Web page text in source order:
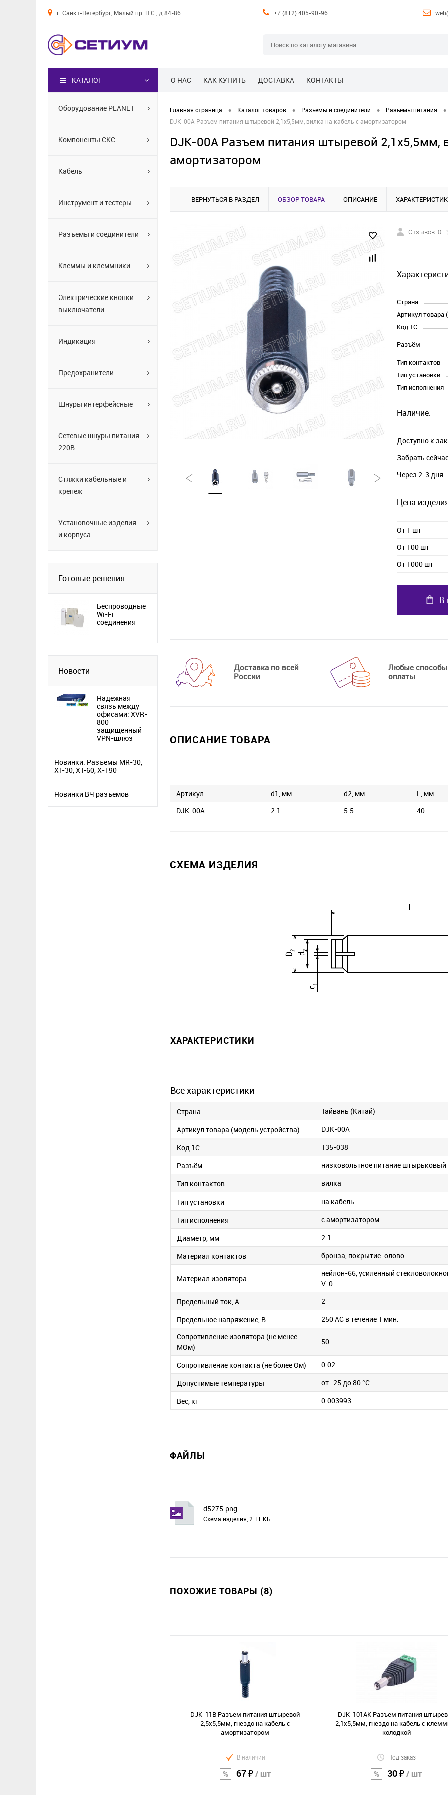
г. Санкт-Петербург, Малый пр. П.С., д 84-86 +7 (812) 405-90-96
О НАС КАК КУПИТЬ ДОСТАВКА КОНТАКТЫ
КАТАЛОГ
Оборудование PLANET
Компоненты СКС
Кабель
Инструмент и тестеры
Разъемы и соединители
Клеммы и клеммники
Электрические кнопки
выключатели
Индикация
Предохранители
Шнуры интерфейсные
Сетевые шнуры питания
220В
Стяжки кабельные и
крепеж
Установочные изделия
и корпуса
Готовые решения
Беспроводные
Wi-Fi
соединения
Новости
Надёжная
связь между
офисами: XVR-
800
защищённый
VPN-шлюз
Новинки. Разъемы MR-30,
XT-30, XT-60, X-T90
Новинки ВЧ разъемов
Главная страница • Каталог товаров • Разъемы и соединители • Разъёмы питания •
DJK-00A Разъем питания штыревой 2,1х5,5мм, вилка на кабель с амортизатором
DJK-00A Разъем питания штыревой 2,1х5,5мм,
амортизатором
ВЕРНУТЬСЯ В РАЗДЕЛ ОБЗОР ТОВАРА ОПИСАНИЕ
Отзывов: 0
Страна
Артикул товара
Код 1С
Разъём
Тип контактов
Тип установки
Тип исполнения
Наличие:
Доступно к
Забрать
Через 2-3 дня
Цена
От 1 шт
От 100 шт
От 1000 шт
В
Доставка по всей
России
Любые способы
оплаты
ОПИСАНИЕ ТОВАРА
Артикул d1, мм d2, мм L, мм
DJK-00A
2.1 5.5 40
СХЕМА ИЗДЕЛИЯ
ХАРАКТЕРИСТИКИ
Все характеристики
Страна
Тайвань (Китай)
Артикул товара (модель устройства)
DJK-00A
Код 1С
135-038
Разъём
низковольтное питание штырьковый
Тип контактов
вилка
Тип установки
на кабель
Тип исполнения
c амортизатором
Диаметр, мм
2.1
Материал контактов
бронза, покрытие: олово
Материал изолятора
нейлон-66, усиленный
V-0
Предельный ток, А
2
Предельное напряжение, В
250 АС в течение 1 мин.
Сопротивление изолятора (не менее
МОм)
50
Сопротивление контакта (не более Ом)
0.02
Допустимые температуры
от -25 до 80 °C
Вес, кг
0.003993
ФАЙЛЫ
d5275.png
Схема изделия, 2.11 КБ
ПОХОЖИЕ ТОВАРЫ (8)
DJK-11B Разъем питания штыревой
2,5х5,5мм, гнездо на кабель c
амортизатором
В наличии
67 ₽/ шт
DJK-101AK Разъем питания
2,1х5,5мм, гнездо на кабель с
колодкой
Под заказ
30 ₽/ шт